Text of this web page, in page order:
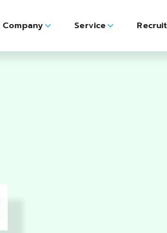
Company Service Recruit